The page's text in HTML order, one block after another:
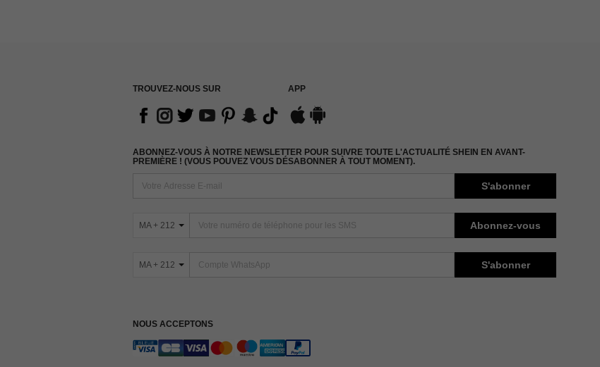
TROUVEZ-NOUS SUR APP
ABONNEZ-VOUS À NOTRE NEWSLETTER POUR SUIVRE TOUTE L'ACTUALITÉ SHEIN EN AVANT-
PREMIÈRE ! (VOUS POUVEZ VOUS DÉSABONNER À TOUT MOMENT).
S'abonner
MA + 212 Abonnez-vous
MA + 212 S'abonner
NOUS ACCEPTONS